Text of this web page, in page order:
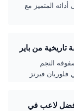
المتميز مع
من باير
النجم
فيرتز
أفضل لاعب في